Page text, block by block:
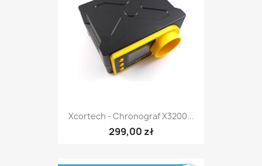
Xcortech - Chronograf X3200...
299,00 zł